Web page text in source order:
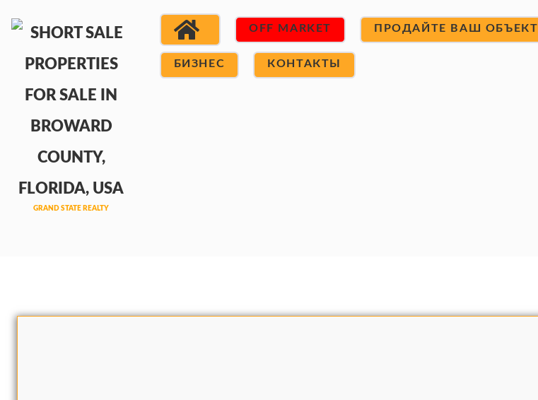
OFF MARKET ПРОДАЙТЕ ВАШ ОБЪЕКТ
БИЗНЕС КОНТАКТЫ